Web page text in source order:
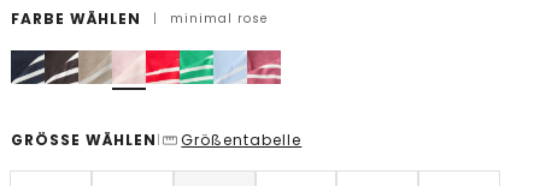
FARBE WÄHLEN | minimal rose
GRÖSSE WÄHLEN | Größentabelle